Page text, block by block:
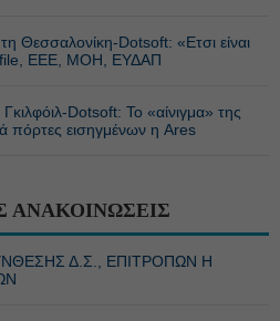
Θεσσαλονίκη-Dotsoft: «Ετσι είναι
EEE, ΜΟΗ, ΕΥΔΑΠ
Dotsoft: Το «αίνιγμα» της
πόρτες εισηγμένων η Ares
ΑΝΑΚΟΙΝΩΣΕΙΣ
Δ.Σ., ΕΠΙΤΡΟΠΩΝ Η